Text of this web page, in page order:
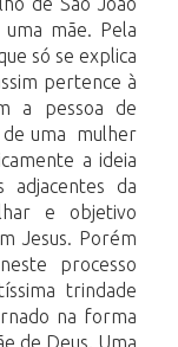
mãe. Pela
só se explica
pertence à
a pessoa de
de uma mulher
a ideia
adjacentes da
e objetivo
Jesus. Porém
processo
trindade
na forma
de Deus. Uma